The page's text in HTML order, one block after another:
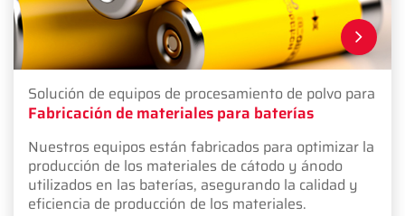
Solución de equipos de procesamiento de polvo para
Fabricación de materiales para baterías
Nuestros equipos están fabricados para optimizar la
producción de los materiales de cátodo y ánodo
utilizados en las baterías, asegurando la calidad y
eficiencia de producción de los materiales.